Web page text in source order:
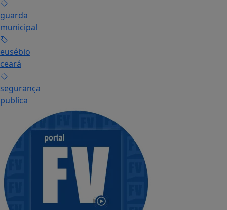
guarda
municipal
eusébio
ceará
segurança
publica